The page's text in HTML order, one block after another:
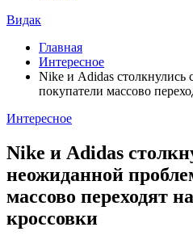
Видак
Главная
Интересное
Nike и Adidas
покупатели массово
Интересное
Nike и Adidas
неожиданной
массово переходят
кроссовки